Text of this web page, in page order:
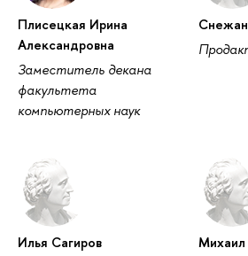
Плисецкая Ирина
Александровна
Заместитель декана
факультета
компьютерных наук
Илья Сагиров
Михаил